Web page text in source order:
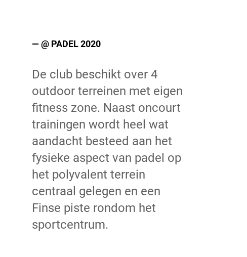
— @ PADEL 2020
De club beschikt over 4
outdoor terreinen met eigen
fitness zone. Naast oncourt
trainingen wordt heel wat
aandacht besteed aan het
fysieke aspect van padel op
het polyvalent terrein
centraal gelegen en een
Finse piste rondom het
sportcentrum.